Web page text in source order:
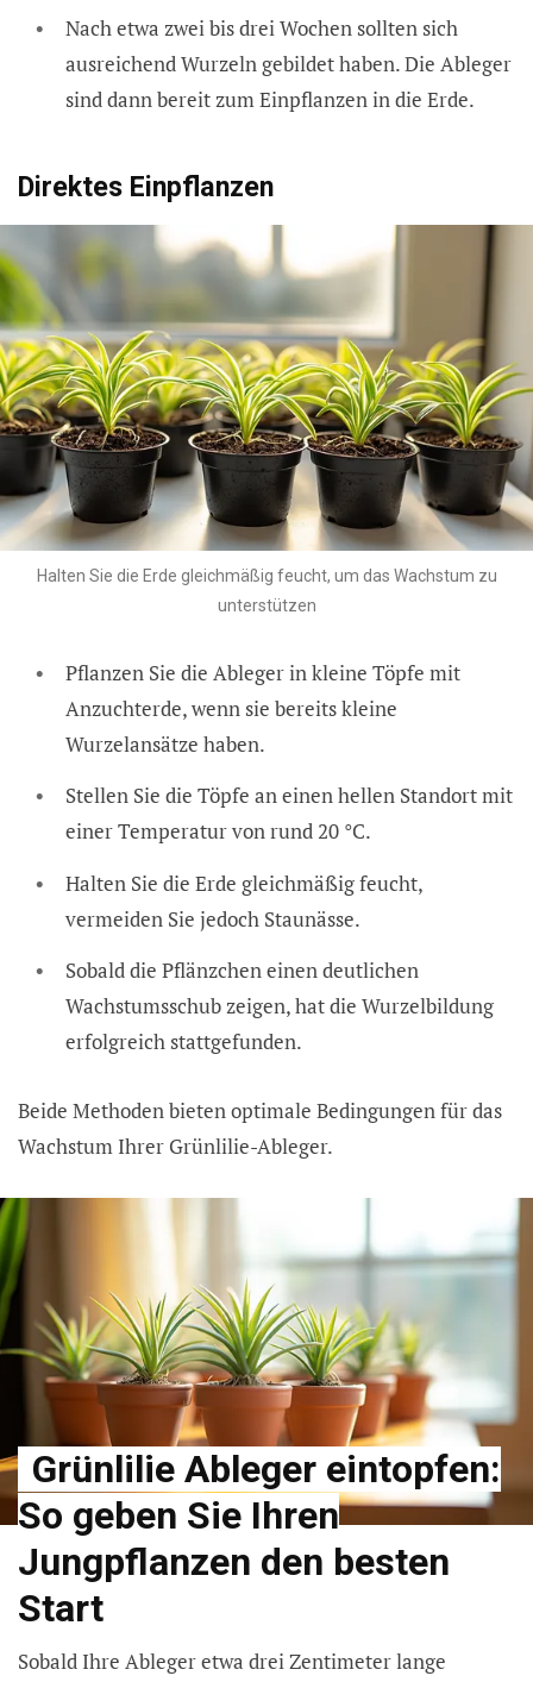
Nach etwa zwei bis drei Wochen sollten sich
ausreichend Wurzeln gebildet haben. Die Ableger
sind dann bereit zum Einpflanzen in die Erde.
Direktes Einpflanzen
Halten Sie die Erde gleichmäßig feucht, um das Wachstum zu
unterstützen
Pflanzen Sie die Ableger in kleine Töpfe mit
Anzuchterde, wenn sie bereits kleine
Wurzelansätze haben.
Stellen Sie die Töpfe an einen hellen Standort mit
einer Temperatur von rund 20 °C.
Halten Sie die Erde gleichmäßig feucht,
vermeiden Sie jedoch Staunässe.
Sobald die Pflänzchen einen deutlichen
Wachstumsschub zeigen, hat die Wurzelbildung
erfolgreich stattgefunden.
Beide Methoden bieten optimale Bedingungen für das
Wachstum Ihrer Grünlilie-Ableger.
Grünlilie Ableger eintopfen:
So geben Sie Ihren
Jungpflanzen den besten
Start
Sobald Ihre Ableger etwa drei Zentimeter lange